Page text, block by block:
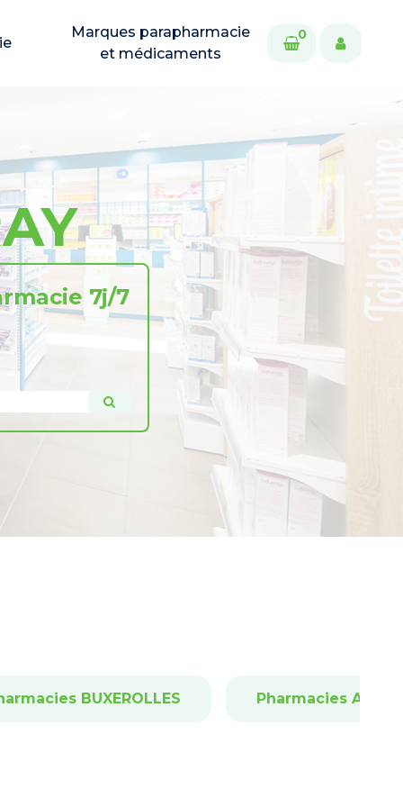
Marques parapharmacie
et médicaments
0
7j/7
BUXEROLLES Pharmacies